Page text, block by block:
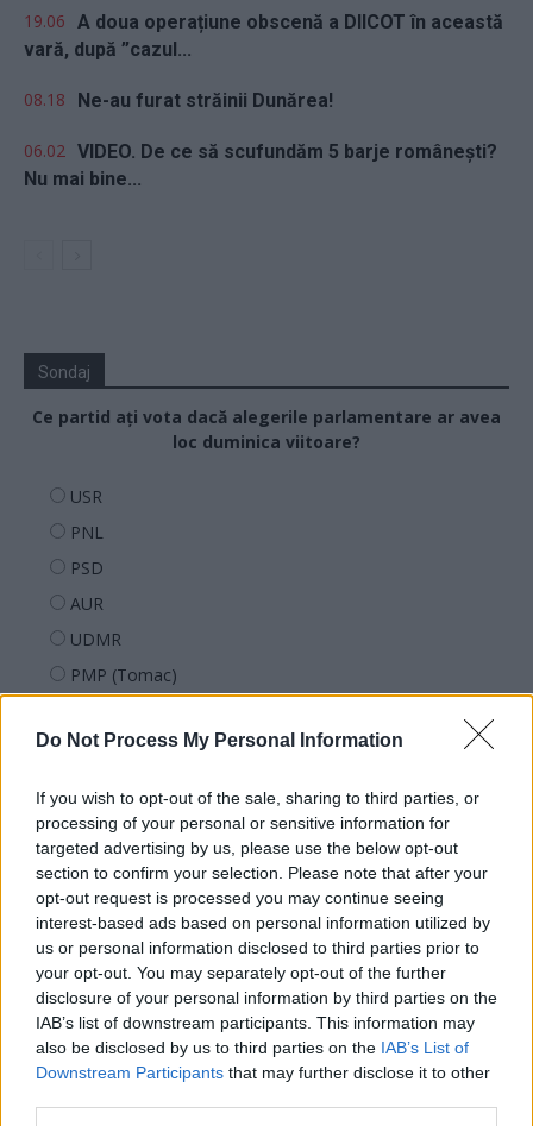
Do Not Process My Personal Information
If you wish to opt-out of the sale, sharing to third parties, or
processing of your personal or sensitive information for
targeted advertising by us, please use the below opt-out
section to confirm your selection. Please note that after your
opt-out request is processed you may continue seeing
interest-based ads based on personal information utilized by
us or personal information disclosed to third parties prior to
your opt-out. You may separately opt-out of the further
disclosure of your personal information by third parties on the
IAB’s list of downstream participants. This information may
also be disclosed by us to third parties on the IAB’s List of
Downstream Participants that may further disclose it to other
19.06 A doua operațiune obscenă a DIICOT în această
vară, după ”cazul...
08.18 Ne-au furat străinii Dunărea!
06.02 VIDEO. De ce să scufundăm 5 barje românești?
Nu mai bine...
Sondaj
Ce partid ați vota dacă alegerile parlamentare ar avea
loc duminica viitoare?
USR
PNL
PSD
AUR
UDMR
PMP (Tomac)
PNȚMM
SENS
SOS (Șoșoacă)
POT (Gavrilă)
PACE (Peia)
Acțiunea Conservatoare (Târziu)
PDF (Lazarus)
PUSL (D. Voiculescu)
PNȚCD (Pavelescu)
PNCR (Terheș)